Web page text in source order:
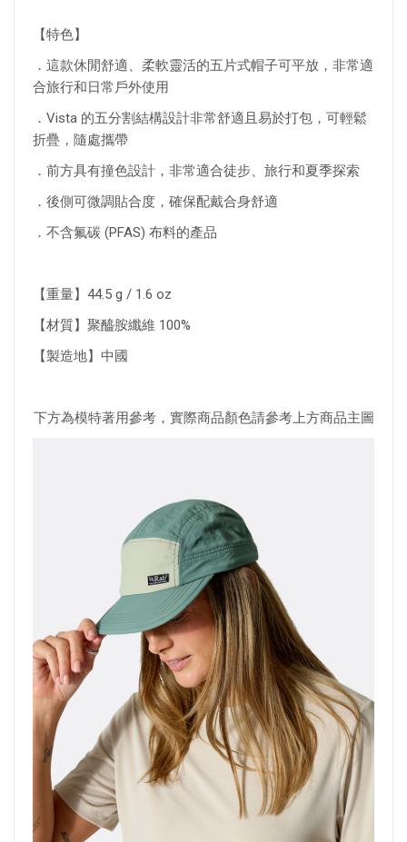
【特色】
．這款休閒舒適、柔軟靈活的五片式帽子可平放，非常適
合旅行和日常戶外使用
．Vista 的五分割結構設計非常舒適且易於打包，可輕鬆
折疊，隨處攜帶
．前方具有撞色設計，非常適合徒步、旅行和夏季探索
．後側可微調貼合度，確保配戴合身舒適
．不含氟碳 (PFAS) 布料的產品
【重量】44.5 g / 1.6 oz
【材質】聚醯胺纖維 100%
【製造地】中國
下方為模特著用參考，實際商品顏色請參考上方商品主圖